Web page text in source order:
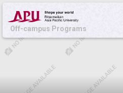
Off-campus Programs
Off-campus